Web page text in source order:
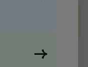
→